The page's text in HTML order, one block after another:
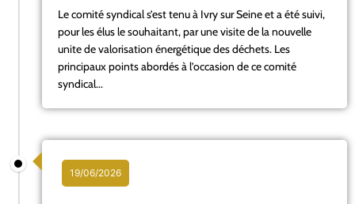
Le comité syndical s’est tenu à Ivry sur Seine et a été suivi,
pour les élus le souhaitant, par une visite de la nouvelle
unite de valorisation énergétique des déchets. Les
principaux points abordés à l’occasion de ce comité
syndical...
19/06/2026